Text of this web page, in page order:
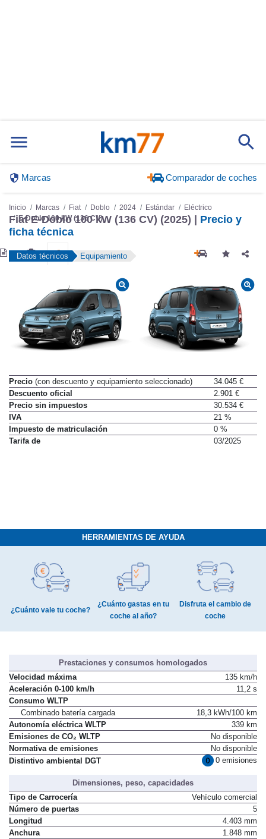
Marcas Comparador de coches
Inicio Marcas Fiat Doblo 2024 Estándar
Eléctrico
E-Doblo 100 kW (136 CV)
Fiat E-Doblo 100 kW (136 CV) (2025) | Precio y
ficha técnica
Datos técnicos Equipamiento
Precio (con descuento y equipamiento seleccionado)
34.045 €
Descuento oficial
2.901 €
Precio sin impuestos
30.534 €
IVA
21 %
Impuesto de matriculación
0 %
Tarifa de
03/2025
HERRAMIENTAS DE AYUDA
¿Cuánto vale tu coche?
¿Cuánto gastas en tu
coche al año?
Disfruta el cambio de
coche
Prestaciones y consumos homologados
Velocidad máxima
135 km/h
Aceleración 0-100 km/h
11,2 s
Consumo WLTP
Combinado batería cargada
18,3 kWh/100 km
Autonomía eléctrica WLTP
339 km
Emisiones de CO₂ WLTP
No disponible
Normativa de emisiones
No disponible
Distintivo ambiental DGT
0 emisiones
Dimensiones, peso, capacidades
Tipo de Carrocería
Vehículo comercial
Número de puertas
5
Longitud
4.403 mm
Anchura
1.848 mm